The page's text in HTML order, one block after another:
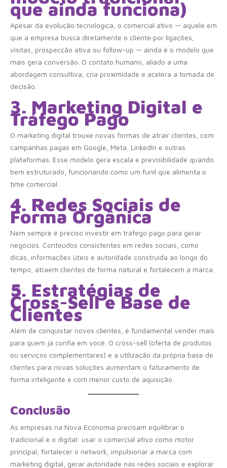
que ainda funciona)
Apesar da evolução tecnológica, o comercial ativo — aquele em
que a empresa busca diretamente o cliente por ligações,
visitas, prospecção ativa ou follow-up — ainda é o modelo que
mais gera conversão. O contato humano, aliado a uma
abordagem consultiva, cria proximidade e acelera a tomada de
decisão.
3. Marketing Digital e
Tráfego Pago
O marketing digital trouxe novas formas de atrair clientes, com
campanhas pagas em Google, Meta, LinkedIn e outras
plataformas. Esse modelo gera escala e previsibilidade quando
bem estruturado, funcionando como um funil que alimenta o
time comercial.
4. Redes Sociais de
Forma Orgânica
Nem sempre é preciso investir em tráfego pago para gerar
negócios. Conteúdos consistentes em redes sociais, como
dicas, informações úteis e autoridade construída ao longo do
tempo, atraem clientes de forma natural e fortalecem a marca.
5. Estratégias de
Cross-Sell e Base de
Clientes
Além de conquistar novos clientes, é fundamental vender mais
para quem já confia em você. O cross-sell (oferta de produtos
ou serviços complementares) e a utilização da própria base de
clientes para novas soluções aumentam o faturamento de
forma inteligente e com menor custo de aquisição.
Conclusão
As empresas na Nova Economia precisam equilibrar o
tradicional e o digital: usar o comercial ativo como motor
principal, fortalecer o network, impulsionar a marca com
marketing digital, gerar autoridade nas redes sociais e explorar